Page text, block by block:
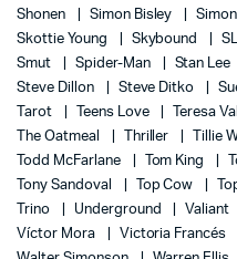
Shonen
Simon Bisley
Skottie Young
Skybound
Smut
Spider-Man Stan Lee
Steve Dillon
Steve Ditko
Tarot
Teens Love Teresa
The Oatmeal
Thriller Tillie
Todd McFarlane
Tom King
Tony Sandoval
Top Cow
Trino
Underground Valiant
Víctor Mora
Victoria Francés